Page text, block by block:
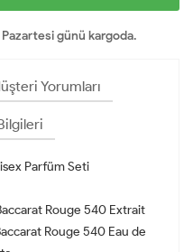
günü kargoda.
Yorumları
Parfüm Seti
Rouge 540 Extrait
Rouge 540 Eau de